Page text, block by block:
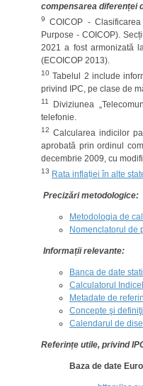
compensarea diferenței
9
COICOP -
Purpose - COICOP).
2021 a fost armonizată
(ECOICOP 2013).
10Tabelul 2 include
privind IPC, pe clase de
11
Diviziunea
telefonie.
12 Calcularea indicilor
aprobată prin ordinul
decembrie 2009, cu
13 Rata inflației în alte
Precizări metodologice:
Metodologia de
Nomenclatorul de
Informații relevante:
Banca de date
Calculatorul
Metadate de
Concepte şi
Calendarul de
Referințe utile, privind
Baza de date